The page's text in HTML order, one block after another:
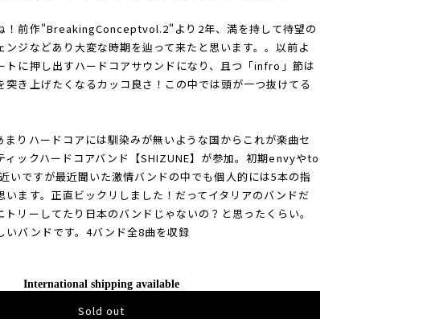
！前作"BreakingConceptvol.2"より2年、満を持して待望の
ンジなどあり大変な時期を辿って来たと思います。。以前よ
トに押し出すハードコアサウンドになり、且つ「infro」節は
突き上げたくなるカッコ良さ！この中では頭が一つ抜けてる
まりハードコアには馴染みが無いような国からこれが楽曲セ
ィックハードコアバンド【SHIZUNE】が参加。初期envyやto
ですが最近聞いた激情バンドの中でも個人的には5本の指
います。正直ビックリしました！だってイタリアのバンドだ
トリーしてたり日本のバンドじゃないの？と思ったくらい。
いバンドです。4バンド全8曲を収録
International shipping available
Sold out